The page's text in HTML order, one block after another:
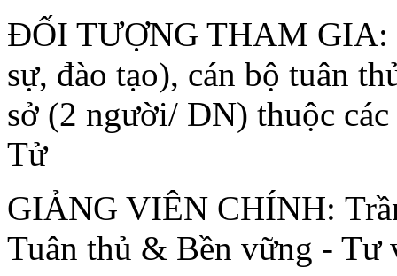
ĐỐI TƯỢNG THAM GIA:
sự, đào tạo), cán bộ tuân
sở (2 người/ DN) thuộc
Tử
GIẢNG VIÊN CHÍNH:
Tuân thủ & Bền vững - Tư